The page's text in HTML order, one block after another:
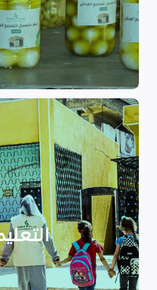
الى الاهتمام
اقرأ المزيد
الرسمي وبرامج
تستهدف الناشئين
يساهم في تعزيز
الأطفال المنقطعين
التعليمية أو
الدراسية بسبب
اقرأ المزيد